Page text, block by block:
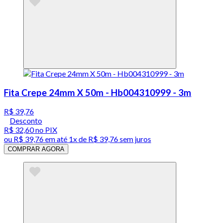
Fita Crepe 24mm X 50m - Hb004310999 - 3m
R$ 39,76
Desconto
R$ 32,60no PIX
ou R$ 39,76em até 1x de R$ 39,76sem juros
COMPRAR AGORA